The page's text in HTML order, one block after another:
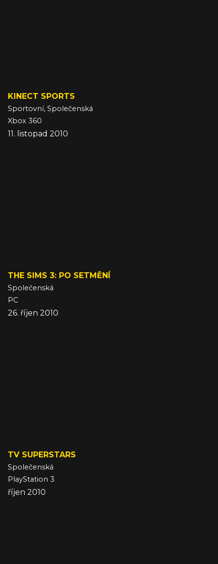
KINECT SPORTS
Sportovní, Společenská
Xbox 360
11. listopad 2010
THE SIMS 3: PO SETMĚNÍ
Společenská
PC
26. říjen 2010
TV SUPERSTARS
Společenská
PlayStation 3
říjen 2010